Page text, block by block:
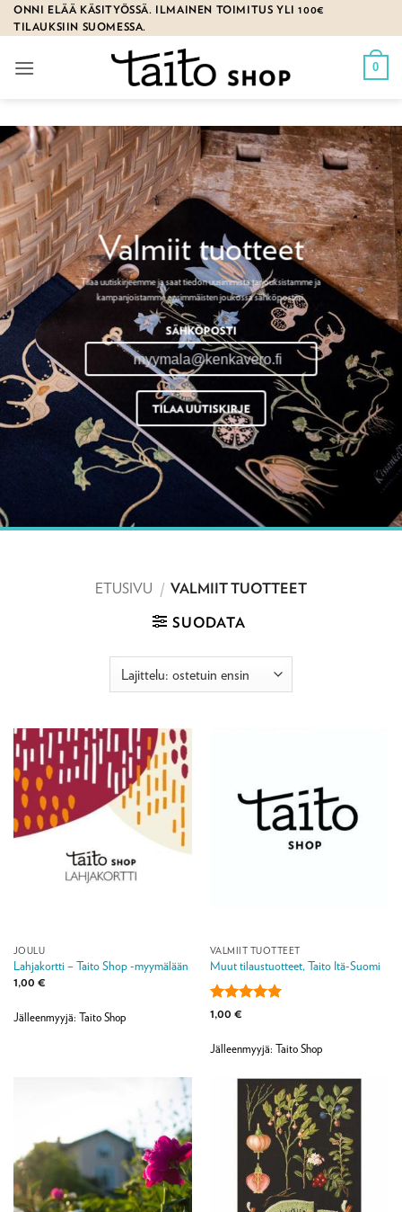
Skip
to
ONNI ELÄÄ KÄSITYÖSSÄ. ILMAINEN TOIMITUS YLI 100€
TILAUKSIIN SUOMESSA.
0
Valmiit tuotteet
Tilaa uutiskirjeemme ja saat tiedon uusimmista tarjouksistamme ja
kampanjoistamme ensimmäisten joukossa sähköpostiisi.
SÄHKÖPOSTI
TILAA UUTISKIRJE
ETUSIVU / VALMIIT TUOTTEET
SUODATA
JOULU
Lahjakortti – Taito Shop -myymälään
1,00 €
Jälleenmyyjä: Taito Shop
VALMIIT TUOTTEET
Muut tilaustuotteet, Taito Itä-Suomi
Arvostelu
/ 5
1,00 €
Jälleenmyyjä: Taito Shop